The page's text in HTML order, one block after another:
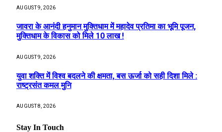
AUGUST 9, 2026
जावरा के आनंदी हनुमान मुक्तिधाम में महादेव प्रतिमा का भूमि पूजन,
मुक्तिधाम के विकास को मिले 10 लाख !
AUGUST 9, 2026
युवा शक्ति में विश्व बदलने की क्षमता, बस ऊर्जा को सही दिशा मिले :
राष्ट्रसंत कमल मुनि
AUGUST 8, 2026
Stay In Touch